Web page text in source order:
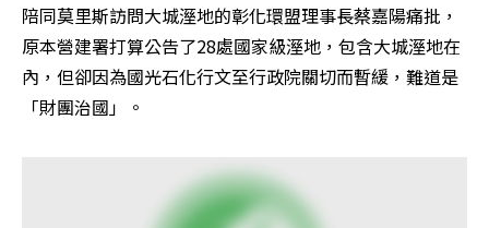
陪同莫里斯訪問大城溼地的彰化環盟理事長蔡嘉陽痛批，
原本營建署打算公告了28處國家級溼地，包含大城溼地在
內，但卻因為國光石化行文至行政院關切而暫緩，難道是
「財團治國」。